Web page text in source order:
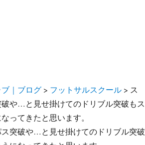
｜ブログ > フットサルスクール > ス
や…と見せ掛けてのドリブル突破もス
ってきたと思います。